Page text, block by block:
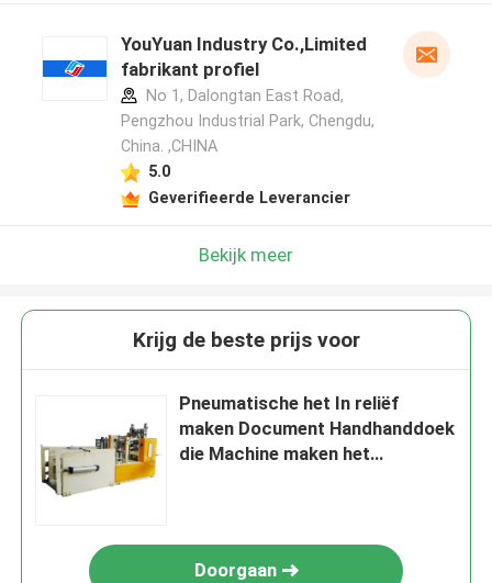
YouYuan Industry Co.,Limited
fabrikant profiel
No 1, Dalongtan East Road,
Pengzhou Industrial Park, Chengdu,
China. ,CHINA
5.0
Geverifieerde Leverancier
Bekijk meer
Krijg de beste prijs voor
Pneumatische het In reliëf
maken Document Handhanddoek
die Machine maken het
Doorgaan